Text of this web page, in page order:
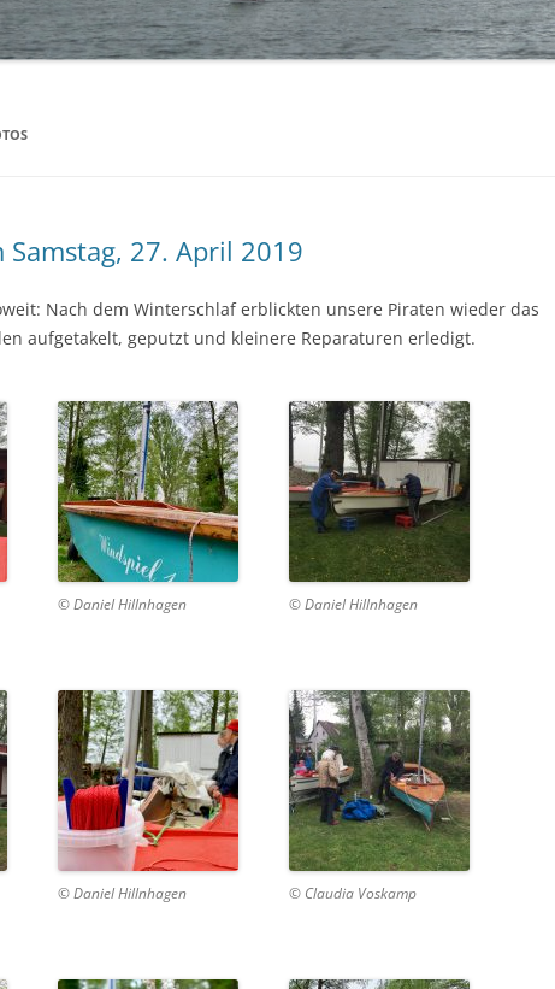
BÜRGERMEISTERPOKAL 2019
TAG
PFINGSTREGATTA
Samstag, 27. April 2019
Nach dem Winterschlaf erblickten unsere Piraten wieder das
aufgetakelt, geputzt und kleinere Reparaturen erledigt.
© Daniel Hillnhagen © Daniel Hillnhagen
© Daniel Hillnhagen © Claudia Voskamp